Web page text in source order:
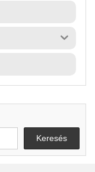
Keresés